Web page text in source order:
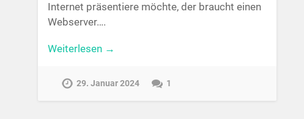
Internet präsentiere möchte, der braucht einen
Webserver….
Weiterlesen →
29. Januar 2024 1